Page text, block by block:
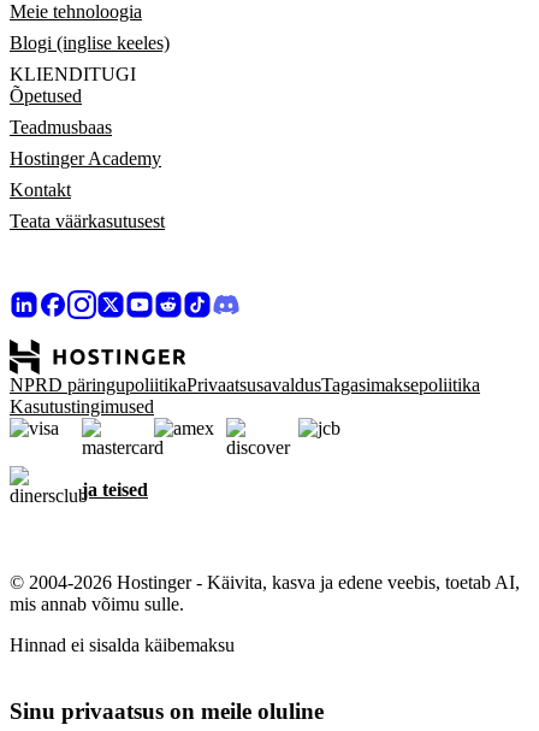
Meie tehnoloogia
Blogi (inglise keeles)
KLIENDITUGI
Õpetused
Teadmusbaas
Hostinger Academy
Kontakt
Teata väärkasutusest
NPRD päringupoliitikaPrivaatsusavaldusTagasimaksepoliitika
Kasutustingimused
ja teised
© 2004-2026 Hostinger - Käivita, kasva ja edene veebis, toetab AI,
mis annab võimu sulle.
Hinnad ei sisalda käibemaksu
Sinu privaatsus on meile oluline